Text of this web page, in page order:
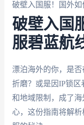
破壁入国服！国外
破壁入国
服碧蓝航
漂泊海外的你，是
折磨？或是因IP锁
和地域限制，成了
心，这份指南将解